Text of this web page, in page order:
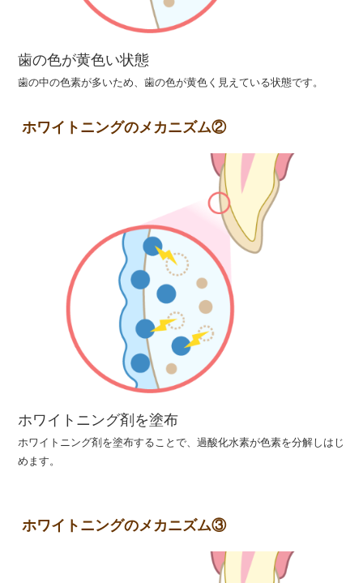
歯の色が黄色い状態
歯の中の色素が多いため、歯の色が黄色く見えている状態です。
ホワイトニングのメカニズム②
ホワイトニング剤を塗布
ホワイトニング剤を塗布することで、過酸化水素が色素を分解しはじ
めます。
ホワイトニングのメカニズム③